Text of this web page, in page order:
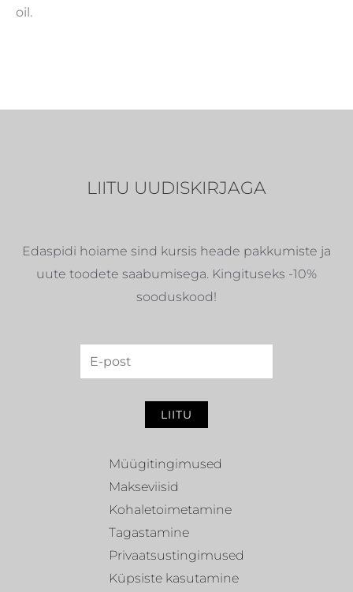
oil.
LIITU UUDISKIRJAGA
Edaspidi hoiame sind kursis heade pakkumiste ja
uute toodete saabumisega. Kingituseks -10%
sooduskood!
LIITU
Müügitingimused
Makseviisid
Kohaletoimetamine
Tagastamine
Privaatsustingimused
Küpsiste kasutamine